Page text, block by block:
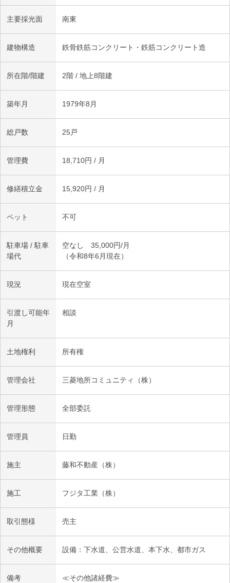
主要採光面 南東
建物構造 鉄骨鉄筋コンクリート・鉄筋コンクリート造
所在階/階建 2階 / 地上8階建
築年月 1979年8月
総戸数 25戸
管理費 18,710円 / 月
修繕積立金 15,920円 / 月
ペット 不可
駐車場 / 駐車
場代
空なし 35,000円/月
（令和8年6月現在）
現況 現在空室
引渡し可能年
月
相談
土地権利 所有権
管理会社 三菱地所コミュニティ（株）
管理形態 全部委託
管理員 日勤
施主 藤和不動産（株）
施工 フジタ工業（株）
取引態様 売主
その他概要 設備：下水道、公営水道、本下水、都市ガス
備考
≪その他諸経費≫